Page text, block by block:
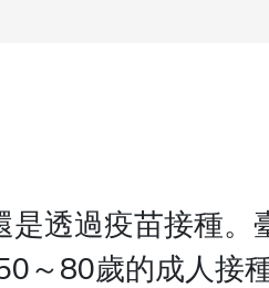
透過疫苗接種。
～80歲的成人接